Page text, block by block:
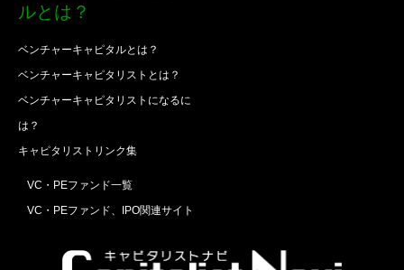
ルとは？
ベンチャーキャピタルとは？
ベンチャーキャピタリストとは？
ベンチャーキャピタリストになるに
は？
キャピタリストリンク集
VC・PEファンド一覧
VC・PEファンド、IPO関連サイト